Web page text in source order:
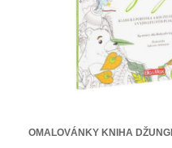
OMALOVÁNKY KNIHA